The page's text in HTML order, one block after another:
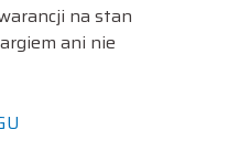
na stan
ani nie